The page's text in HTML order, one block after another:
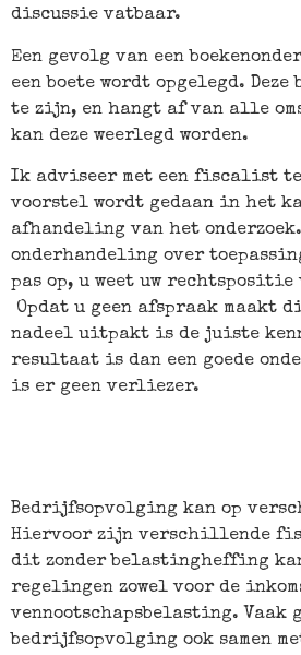
discussie vatbaar.
Een gevolg van een
een boete wordt opgelegd.
te zijn, en hangt af van alle
kan deze weerlegd worden.
Ik adviseer met een fiscalist te
voorstel wordt gedaan in het
afhandeling van het
onderhandeling over
pas op, u weet uw
Opdat u geen afspraak
nadeel uitpakt is de juiste
resultaat is dan een goede
is er geen verliezer.
Bedrijfsopvolging kan op
Hiervoor zijn verschillende
dit zonder belastingheffing
regelingen zowel voor de
vennootschapsbelasting. Vaak
bedrijfsopvolging ook samen